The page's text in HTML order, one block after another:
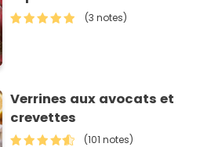
(3 notes)
Verrines aux avocats et
crevettes
(101 notes)